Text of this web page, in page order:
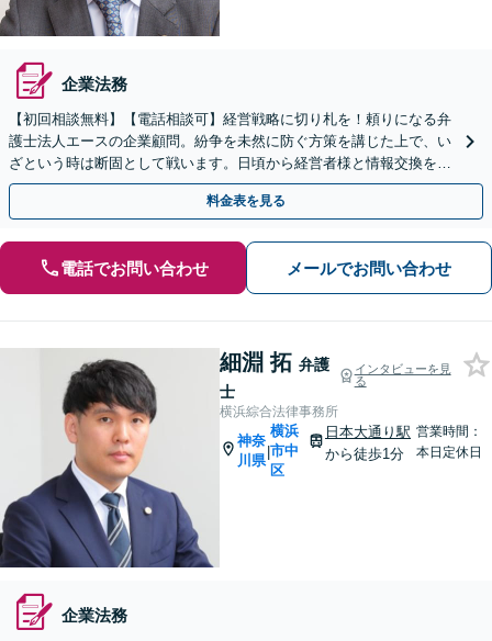
企業法務
【初回相談無料】【電話相談可】経営戦略に切り札を！頼りになる弁
護士法人エースの企業顧問。紛争を未然に防ぐ方策を講じた上で、い
ざという時は断固として戦います。日頃から経営者様と情報交換を密
に行い、信頼関係を構築します。安心してお任せください。
料金表を見る
電話でお問い合わせ メールでお問い合わせ
細淵 拓 弁護
士
インタビューを見
る
横浜綜合法律事務所
神奈
川県
|
横浜
市中
区
日本大通り駅
から徒歩1分
営業時間：
本日定休日
企業法務